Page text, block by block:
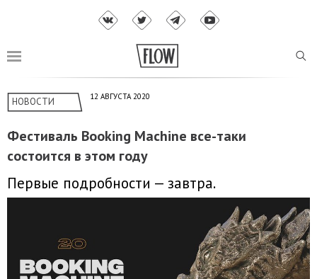
НОВОСТИ 12 АВГУСТА 2020
Фестиваль Booking Machine все-таки
состоится в этом году
Первые подробности — завтра.